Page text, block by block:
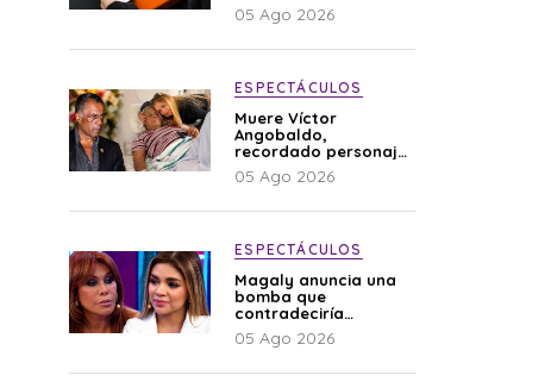
05 Ago 2026
ESPECTÁCULOS
Muere Víctor
Angobaldo,
recordado personaje
de la farándula y
expareja de Shirley
05 Ago 2026
ESPECTÁCULOS
Magaly anuncia una
bomba que
contradeciría
comunicado de La
Bella Luz: “Hay un
05 Ago 2026